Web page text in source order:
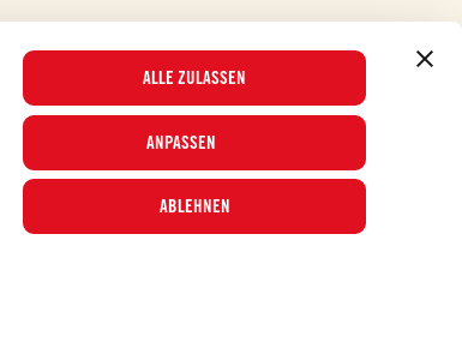
ALLE ZULASSEN
ANPASSEN
ABLEHNEN
© 2026 Mutti S.p.A. Industria Conserve Alimentari